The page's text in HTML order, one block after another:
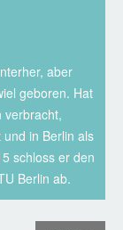
aber
geboren. Hat
verbracht,
in Berlin als
schloss er den
Berlin ab.